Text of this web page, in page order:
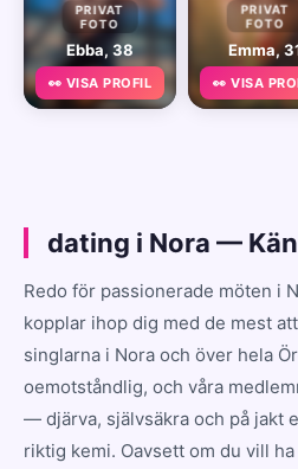
PRIVAT
FOTO
Ebba, 38
👀 VISA PROFIL
PRIVAT
FOTO
Emma,
👀 VISA
dating i Nora —
Redo för passionerade möten i
kopplar ihop dig med de mest
singlarna i Nora och över hela
oemotståndlig, och våra
— djärva, självsäkra och på jakt
riktig kemi. Oavsett om du vill